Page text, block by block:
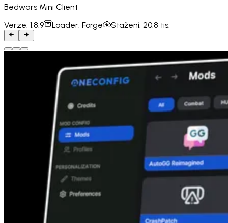
Bedwars Mini Client
Verze: 1.8.9 Loader: Forge Stažení: 20.8 tis.